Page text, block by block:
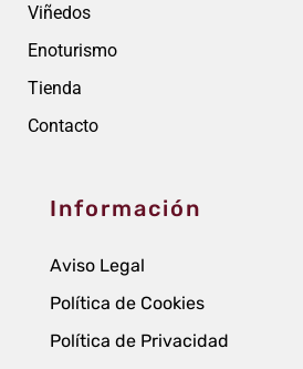
Viñedos
Enoturismo
Tienda
Contacto
Información
Aviso Legal
Política de Cookies
Política de Privacidad